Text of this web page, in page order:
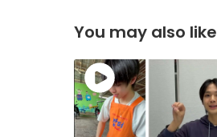
You may also like